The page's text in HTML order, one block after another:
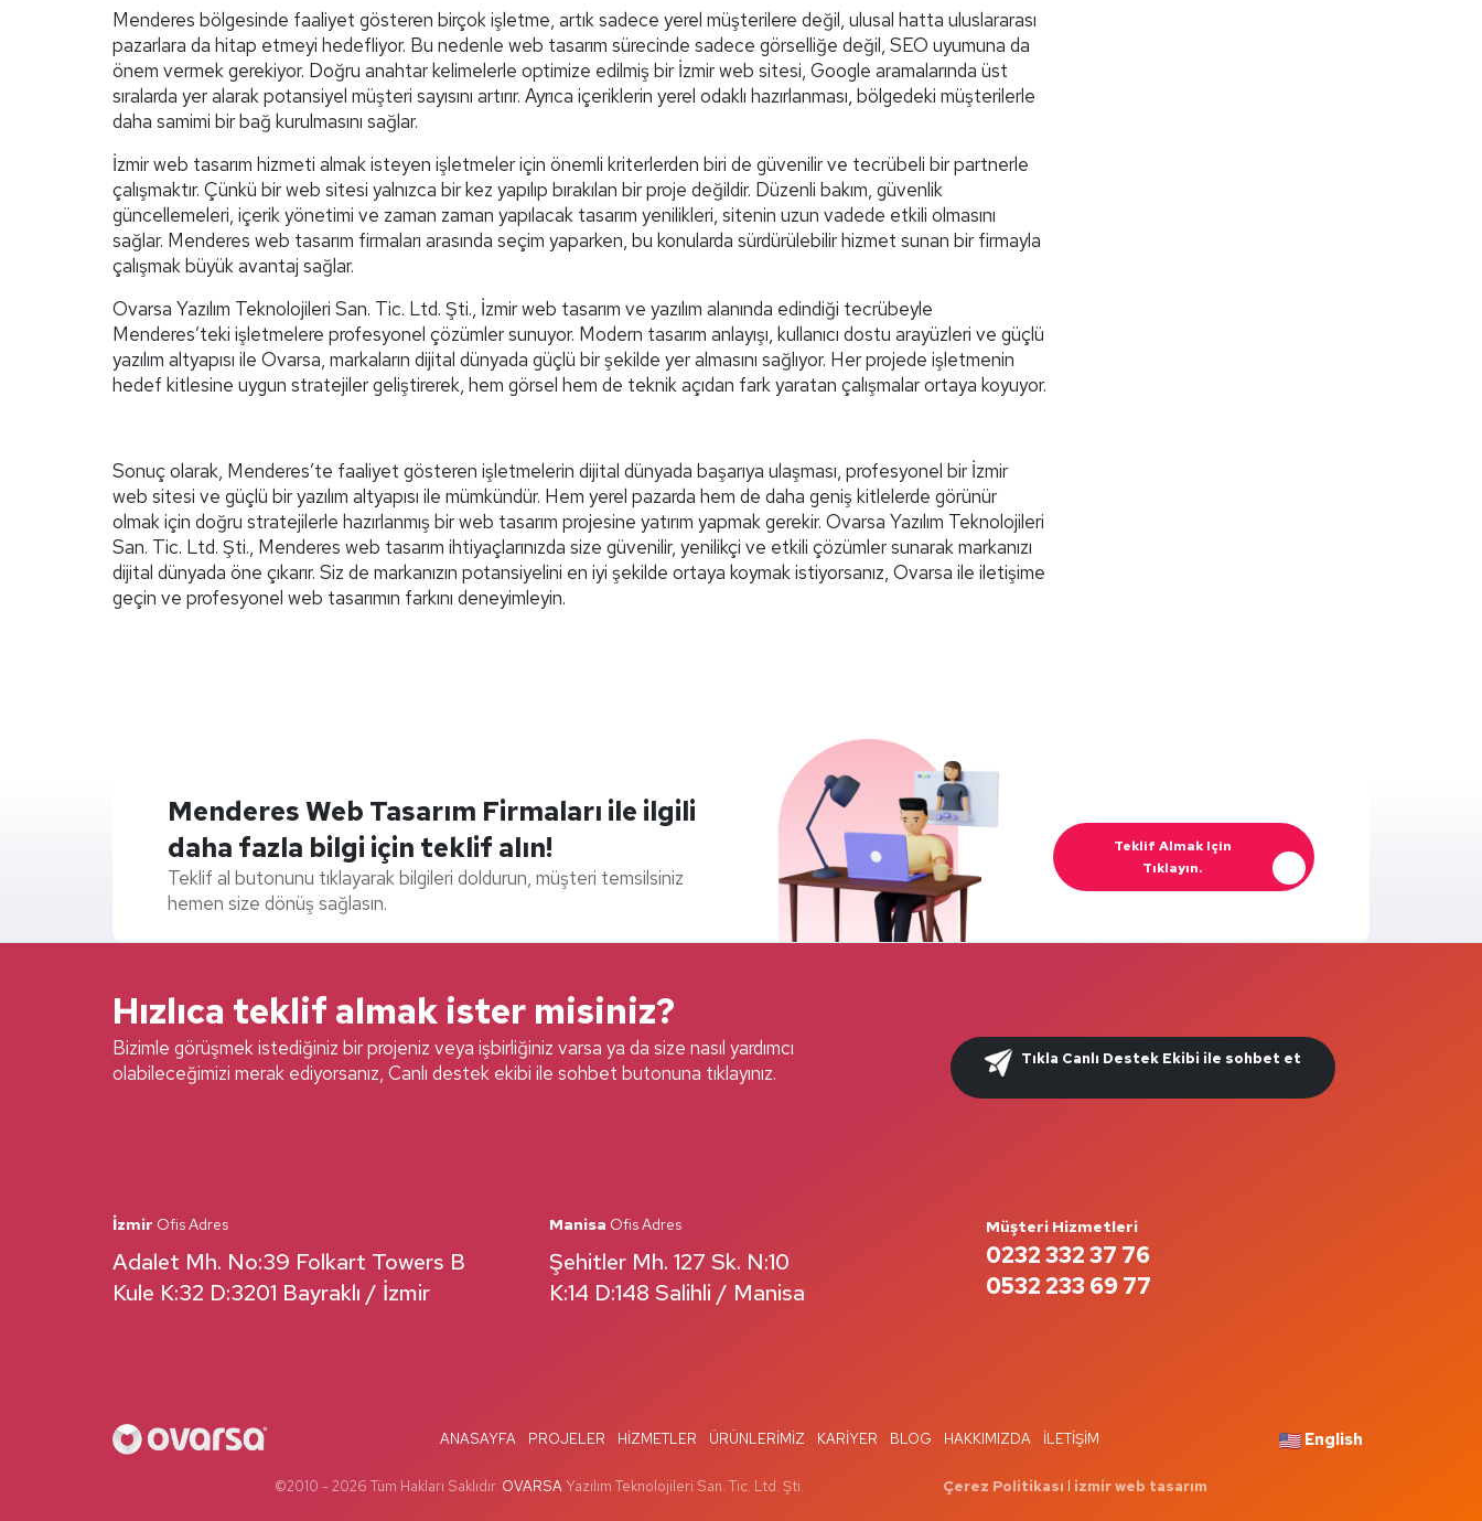
Menderes bölgesinde faaliyet gösteren birçok işletme, artık sadece yerel müşterilere değil, ulusal hatta uluslararası
pazarlara da hitap etmeyi hedefliyor. Bu nedenle web tasarım sürecinde sadece görselliğe değil, SEO uyumuna da
önem vermek gerekiyor. Doğru anahtar kelimelerle optimize edilmiş bir İzmir web sitesi, Google aramalarında üst
sıralarda yer alarak potansiyel müşteri sayısını artırır. Ayrıca içeriklerin yerel odaklı hazırlanması, bölgedeki müşterilerle
daha samimi bir bağ kurulmasını sağlar.
İzmir web tasarım hizmeti almak isteyen işletmeler için önemli kriterlerden biri de güvenilir ve tecrübeli bir partnerle
çalışmaktır. Çünkü bir web sitesi yalnızca bir kez yapılıp bırakılan bir proje değildir. Düzenli bakım, güvenlik
güncellemeleri, içerik yönetimi ve zaman zaman yapılacak tasarım yenilikleri, sitenin uzun vadede etkili olmasını
sağlar. Menderes web tasarım firmaları arasında seçim yaparken, bu konularda sürdürülebilir hizmet sunan bir firmayla
çalışmak büyük avantaj sağlar.
Ovarsa Yazılım Teknolojileri San. Tic. Ltd. Şti., İzmir web tasarım ve yazılım alanında edindiği tecrübeyle
Menderes’teki işletmelere profesyonel çözümler sunuyor. Modern tasarım anlayışı, kullanıcı dostu arayüzleri ve güçlü
yazılım altyapısı ile Ovarsa, markaların dijital dünyada güçlü bir şekilde yer almasını sağlıyor. Her projede işletmenin
hedef kitlesine uygun stratejiler geliştirerek, hem görsel hem de teknik açıdan fark yaratan çalışmalar ortaya koyuyor.
Sonuç olarak, Menderes’te faaliyet gösteren işletmelerin dijital dünyada başarıya ulaşması, profesyonel bir İzmir
web sitesi ve güçlü bir yazılım altyapısı ile mümkündür. Hem yerel pazarda hem de daha geniş kitlelerde görünür
olmak için doğru stratejilerle hazırlanmış bir web tasarım projesine yatırım yapmak gerekir. Ovarsa Yazılım Teknolojileri
San. Tic. Ltd. Şti., Menderes web tasarım ihtiyaçlarınızda size güvenilir, yenilikçi ve etkili çözümler sunarak markanızı
dijital dünyada öne çıkarır. Siz de markanızın potansiyelini en iyi şekilde ortaya koymak istiyorsanız, Ovarsa ile iletişime
geçin ve profesyonel web tasarımın farkını deneyimleyin.
Menderes Web Tasarım Firmaları ile ilgili
daha fazla bilgi için teklif alın!
Teklif al butonunu tıklayarak bilgileri doldurun, müşteri temsilsiniz
hemen size dönüş sağlasın.
Teklif Almak Için
Tıklayın.
Hızlıca teklif almak ister misiniz?
Bizimle görüşmek istediğiniz bir projeniz veya işbirliğiniz varsa ya da size nasıl yardımcı
olabileceğimizi merak ediyorsanız, Canlı destek ekibi ile sohbet butonuna tıklayınız.
Tıkla Canlı Destek Ekibi ile sohbet et
İzmir Ofis Adres
Adalet Mh. No:39 Folkart Towers B
Kule K:32 D:3201 Bayraklı / İzmir
Manisa Ofis Adres
Şehitler Mh. 127 Sk. N:10
K:14 D:148 Salihli / Manisa
Müşteri Hizmetleri
0232 332 37 76
0532 233 69 77
ANASAYFA PROJELER HIZMETLER ÜRÜNLERIMIZ KARIYER BLOG HAKKIMIZDA İLETIŞIM English
©2010 - 2026 Tüm Hakları Saklıdır. OVARSAYazılım Teknolojileri San. Tic. Ltd. Şti. Çerez Politikası I izmir web tasarım